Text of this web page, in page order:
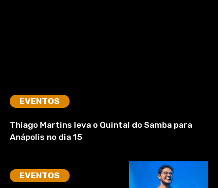
EVENTOS
Thiago Martins leva o Quintal do Samba para
Anápolis no dia 15
EVENTOS